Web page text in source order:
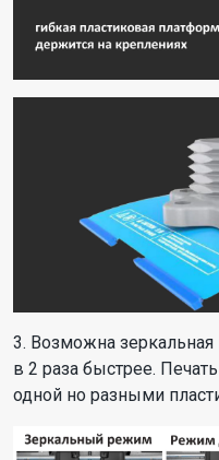
3. Возможна
в 2 раза быстрее.
одной но разными